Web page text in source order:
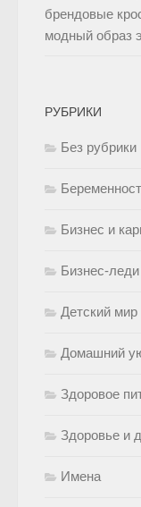
брендовые
модный образ
РУБРИКИ
Без рубрики
Бизнес и
Бизнес-леди
Детский мир
Домашний
Здоровое
Здоровье и
Имена